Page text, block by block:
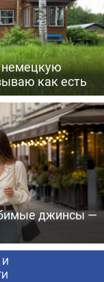
немецкую
как есть
джинсы —